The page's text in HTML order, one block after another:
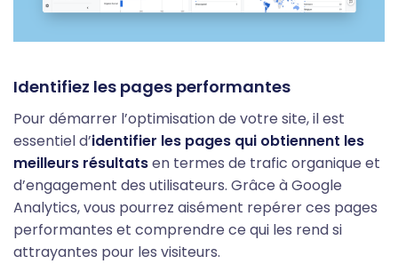
Identifiez les pages performantes
Pour démarrer l’optimisation de votre site, il est
essentiel d’identifier les pages qui obtiennent les
meilleurs résultatsen termes de trafic organique et
d’engagement des utilisateurs. Grâce à Google
Analytics, vous pourrez aisément repérer ces pages
performantes et comprendre ce qui les rend si
attrayantes pour les visiteurs.